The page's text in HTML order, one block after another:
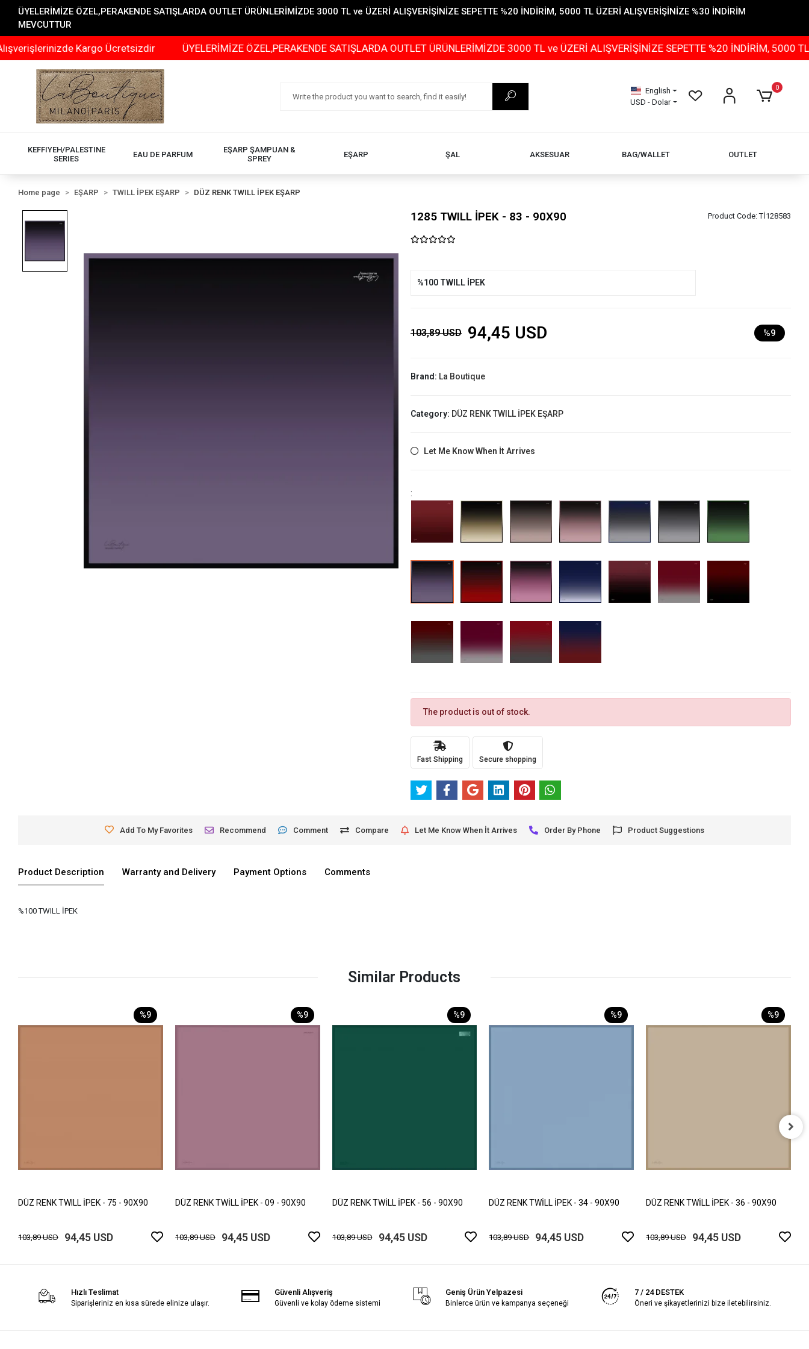
ÜYELERİMİZE ÖZEL,PERAKENDE SATIŞLARDA OUTLET ÜRÜNLERİMİZDE 3000 TL ve ÜZERİ ALIŞVERİŞİNİZE SEPETTE %20 İNDİRİM, 5000 TL ÜZERİ ALIŞVERİŞİNİZE %30 İNDİRİM
MEVCUTTUR
Kargo Ücretsizdir ÜYELERİMİZE ÖZEL,PERAKENDE SATIŞLARDA OUTLET ÜRÜNLERİMİZDE 3000 TL ve ÜZERİ ALIŞVERİŞİNİZE SEPETTE %20 İNDİRİM, 5000 TL
English
USD - Dolar
0
KEFFIYEH/PALESTINE
SERIES
EAU DE PARFUM
EŞARP ŞAMPUAN &
SPREY
EŞARP ŞAL AKSESUAR BAG/WALLET OUTLET
Home page EŞARP TWILL İPEK EŞARP DÜZ RENK TWILL İPEK EŞARP
1285 TWILL İPEK - 83 - 90X90 Product Code:Tİ128583
%100 TWILL İPEK
103,89 USD 94,45 USD %9
Brand: La Boutique
Category: DÜZ RENK TWILL İPEK EŞARP
Let Me Know When İt Arrives
:
The product is out of stock.
Fast Shipping Secure shopping
Add To My Favorites Recommend Comment Compare Let Me Know When İt Arrives Order By Phone Product Suggestions
Product Description Warranty and Delivery Payment Options Comments
%100 TWILL İPEK
Similar Products
%9
DÜZ RENK TWILL İPEK - 75 - 90X90
103,89 USD 94,45 USD
%9
DÜZ RENK TWİLL İPEK - 09 - 90X90
103,89 USD 94,45 USD
%9
DÜZ RENK TWİLL İPEK - 56 - 90X90
103,89 USD 94,45 USD
%9
DÜZ RENK TWİLL İPEK - 34 - 90X90
103,89 USD 94,45 USD
%9
DÜZ RENK TWİLL İPEK - 36 - 90X90
103,89 USD 94,45 USD
Hızlı Teslimat
Siparişleriniz en kısa sürede elinize ulaşır.
Güvenli Alışveriş
Güvenli ve kolay ödeme sistemi
Geniş Ürün Yelpazesi
Binlerce ürün ve kampanya seçeneği
7 / 24 DESTEK
Öneri ve şikayetlerinizi bize iletebilirsiniz.